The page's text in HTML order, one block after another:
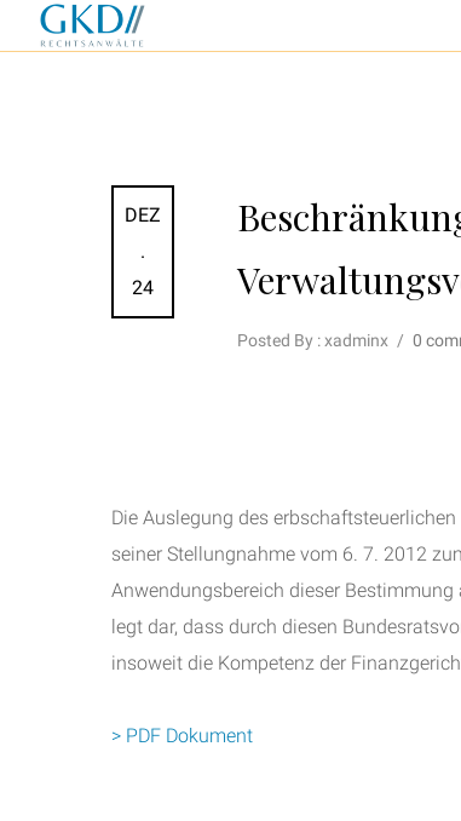
DEZ
.
24
Posted By : xadminx / 0
Die Auslegung des
seiner Stellungnahme vom 6. 7. 2012
Anwendungsbereich dieser
legt dar, dass durch diesen
insoweit die Kompetenz der
> PDF Dokument